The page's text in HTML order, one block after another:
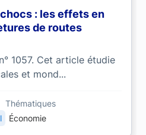
: les effets en
de routes
1057. Cet article étudie
et mond...
Thématiques
Économie